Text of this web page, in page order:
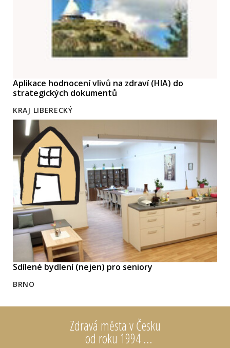
Zdravá města v Česku
od roku 1994 ...
Aplikace hodnocení vlivů na zdraví (HIA) do
strategických dokumentů
KRAJ LIBERECKÝ
Sdílené bydlení (nejen) pro seniory
BRNO